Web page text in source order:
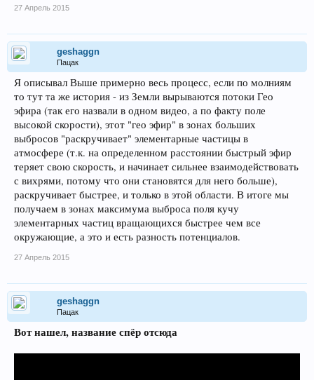
27 Апрель 2015
geshaggn
Пацак
Я описывал Выше примерно весь процесс, если по молниям
то тут та же история - из Земли вырываются потоки Гео
эфира (так его назвали в одном видео, а по факту поле
высокой скорости), этот "гео эфир" в зонах больших
выбросов "раскручивает" элементарные частицы в
атмосфере (т.к. на определенном расстоянии быстрый эфир
теряет свою скорость, и начинает сильнее взаимодействовать
с вихрями, потому что они становятся для него больше),
раскручивает быстрее, и только в этой области. В итоге мы
получаем в зонах максимума выброса поля кучу
элементарных частиц вращающихся быстрее чем все
окружающие, а это и есть разность потенциалов.
27 Апрель 2015
geshaggn
Пацак
Вот нашел, название спёр отсюда